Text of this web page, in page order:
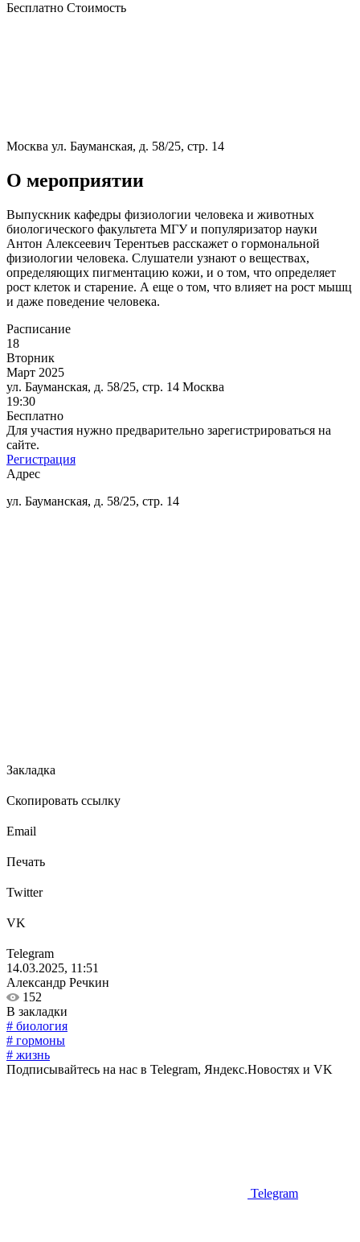
Бесплатно Стоимость
Москва ул. Бауманская, д. 58/25, стр. 14
О мероприятии
Выпускник кафедры физиологии человека и животных
биологического факультета МГУ и популяризатор науки
Антон Алексеевич Терентьев расскажет о гормональной
физиологии человека. Слушатели узнают о веществах,
определяющих пигментацию кожи, и о том, что определяет
рост клеток и старение. А еще о том, что влияет на рост мышц
и даже поведение человека.
Расписание
18
Вторник
Март 2025
ул. Бауманская, д. 58/25, стр. 14 Москва
19:30
Бесплатно
Для участия нужно предварительно зарегистрироваться на
сайте.
Регистрация
Адрес
ул. Бауманская, д. 58/25, стр. 14
Закладка
Скопировать ссылку
Email
Печать
Twitter
VK
Telegram
14.03.2025, 11:51
Александр Речкин
152
В закладки
# биология
# гормоны
# жизнь
Подписывайтесь на нас в Telegram, Яндекс.Новостях и VK
Telegram